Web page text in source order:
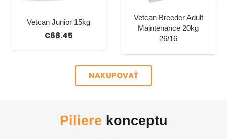
Vetcan Junior 15kg
€68.45
Vetcan Breeder Adult
Maintenance 20kg
26/16
NAKUPOVAŤ
Piliere konceptu